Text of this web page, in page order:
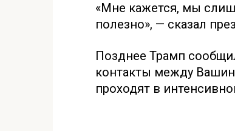
«Мне кажется, мы
полезно», — сказал
Позднее Трамп
контакты между
проходят в